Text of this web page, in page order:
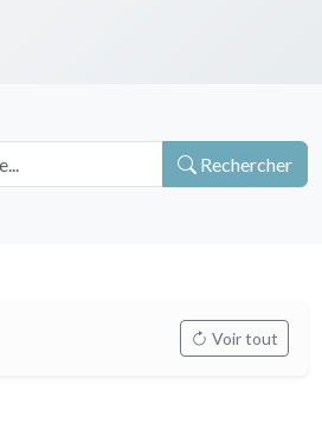
Rechercher
Voir tout